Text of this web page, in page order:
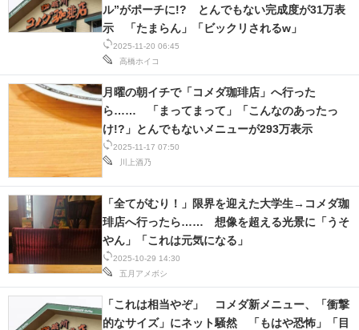
2025-11-20 06:45
高橋ホイコ
ル”がポーチに!? とんでもない完成度が31万表
示 「たまらん」「ビックリされるw」
2025-11-17 07:50
川上酒乃
月曜の朝イチで「コメダ珈琲店」へ行った
ら…… 「まってまって」「こんなのあったっ
け!?」とんでもないメニューが293万表示
2025-10-29 14:30
五月アメボシ
「全てがむり！」限界を迎えた大学生→コメダ珈
琲店へ行ったら…… 想像を超える光景に「うそ
やん」「これは元気になる」
「これは相当やぞ」 コメダ新メニュー、「衝撃
的なサイズ」にネット騒然 「もはや恐怖」「目